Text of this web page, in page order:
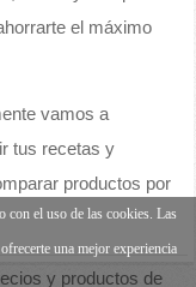
el máximo
vamos a
tus recetas y
productos por
y productos de
con el uso de las cookies. Las
una mejor experiencia